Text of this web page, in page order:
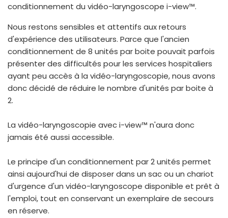
conditionnement du vidéo-laryngoscope i-view™.
Nous restons sensibles et attentifs aux retours
d'expérience des utilisateurs. Parce que l'ancien
conditionnement de 8 unités par boite pouvait parfois
présenter des difficultés pour les services hospitaliers
ayant peu accès à la vidéo-laryngoscopie, nous avons
donc décidé de réduire le nombre d'unités par boite à
2.
La vidéo-laryngoscopie avec i-view™ n'aura donc
jamais été aussi accessible.
Le principe d'un conditionnement par 2 unités permet
ainsi aujourd'hui de disposer dans un sac ou un chariot
d'urgence d'un vidéo-laryngoscope disponible et prêt à
l'emploi, tout en conservant un exemplaire de secours
en réserve.